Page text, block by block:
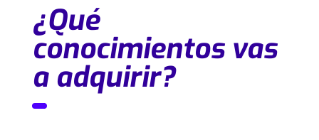
¿Qué
conocimientos vas
a adquirir?